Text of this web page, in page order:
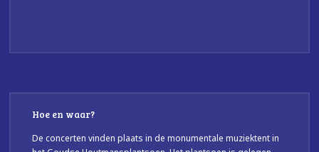
Hoe en waar?
De concerten vinden plaats in de monumentale muziektent in